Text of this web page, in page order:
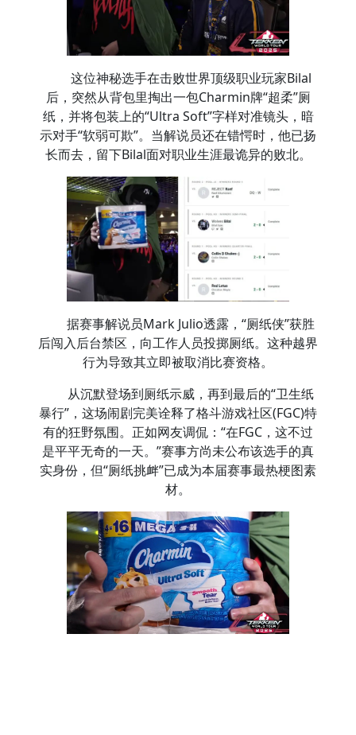
这位神秘选手在击败世界顶级职业玩家Bilal
后，突然从背包里掏出一包Charmin牌“超柔”厕
纸，并将包装上的“Ultra Soft”字样对准镜头，暗
示对手“软弱可欺”。当解说员还在错愕时，他已扬
长而去，留下Bilal面对职业生涯最诡异的败北。
据赛事解说员Mark Julio透露，“厕纸侠”获胜
后闯入后台禁区，向工作人员投掷厕纸。这种越界
行为导致其立即被取消比赛资格。
从沉默登场到厕纸示威，再到最后的“卫生纸
暴行”，这场闹剧完美诠释了格斗游戏社区(FGC)特
有的狂野氛围。正如网友调侃：“在FGC，这不过
是平平无奇的一天。”赛事方尚未公布该选手的真
实身份，但“厕纸挑衅”已成为本届赛事最热梗图素
材。